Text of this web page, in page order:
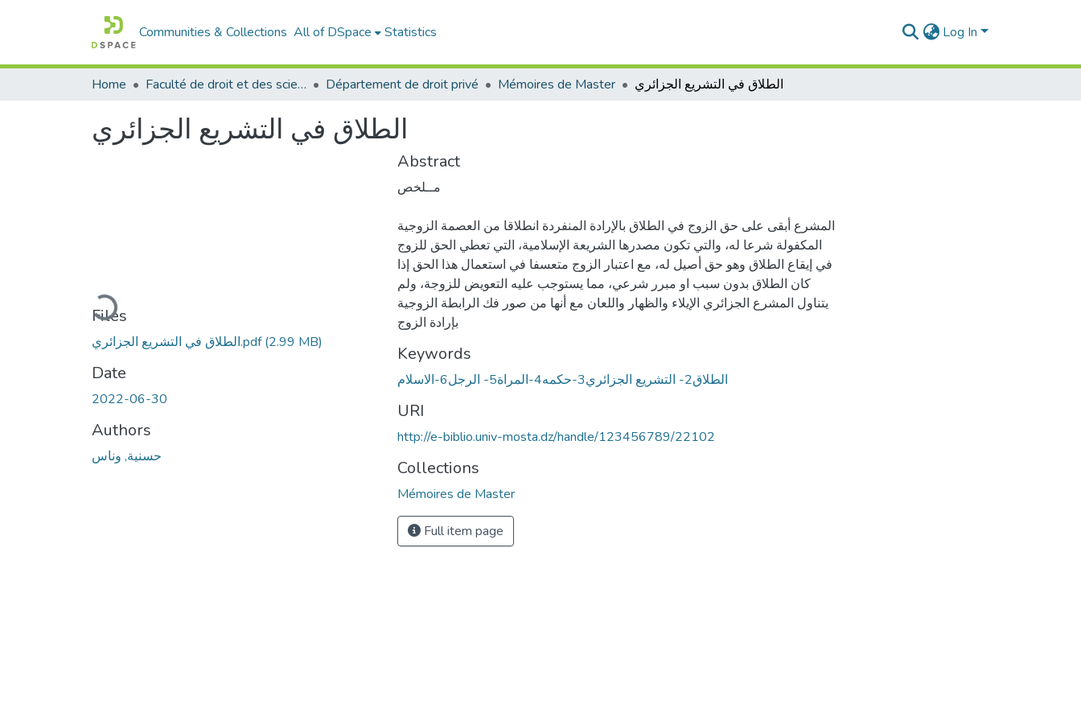
Communities & Collections All of DSpace Statistics Log In
Home Faculté de droit et des sciences politiques Département de droit privé Mémoires de Master الطلاق في التشريع الجزائري
الطلاق في التشريع الجزائري
Loading...
Files
الطلاق في التشريع الجزائري.pdf(2.99 MB)
Date
2022-06-30
Authors
حسنية, وناس
Abstract
مــلخص
المشرع أبقى على حق الزوج في الطلاق بالإرادة المنفردة انطلاقا من العصمة الزوجية
المكفولة شرعا له، والتي تكون مصدرها الشريعة الإسلامية، التي تعطي الحق للزوج
في إيقاع الطلاق وهو حق أصيل له، مع اعتبار الزوج متعسفا في استعمال هذا الحق إذا
كان الطلاق بدون سبب او مبرر شرعي، مما يستوجب عليه التعويض للزوجة، ولم
يتناول المشرع الجزائري الإيلاء والظهار واللعان مع أنها من صور فك الرابطة الزوجية
بإرادة الزوج
Keywords
الطلاق2- التشريع الجزائري3-حكمه4-المراة5- الرجل6-الاسلام
URI
http://e-biblio.univ-mosta.dz/handle/123456789/22102
Collections
Mémoires de Master
Full item page